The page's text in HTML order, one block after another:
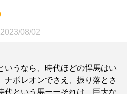
2023/08/02
いうなら、時代ほどの悍馬はい
ナポレオンでさえ、振り落とさ
代という馬ーーそれは、巨大な